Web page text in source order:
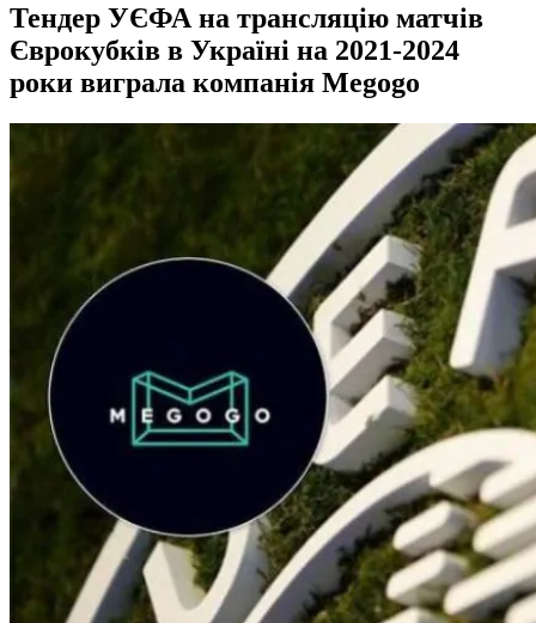
Тендер УЄФА на трансляцію матчів
Єврокубків в Україні на 2021-2024
роки виграла компанія Megogo